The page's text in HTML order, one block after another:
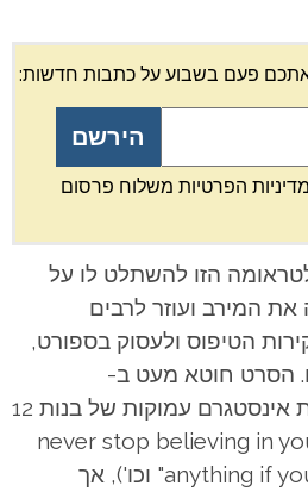
אתכם פעם בשבוע על כתבות חדשות:
הפרטיות משלוח פרסום
הזו להשתלט לו על
המירב ועוזר לרבים
הטיפוס ולעסוק בספורט,
הסרט חוטא מעט ב-
"אמריקניזציה" או תובנות אינסטגרם עמוקות של בנות 12
("never stop believing in
anything if you put your mind to it" וכו'), אך